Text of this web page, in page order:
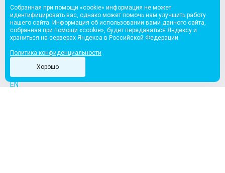
+7 (812) 777-77-88
office@riki.team
EN
Собранная при помощи «cookie» информация не может
идентифицировать вас, однако может помочь нам улучшить работу
нашего сайта. Информация об использовании вами данного сайта,
собранная при помощи «cookie», будет передаваться Яндексу и
храниться на серверах Яндекса в Российской Федерации.
Политика конфиденциальности
Хорошо